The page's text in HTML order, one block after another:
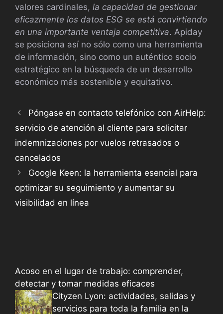
valores cardinales, la capacidad de gestionar
eficazmente los datos ESG se está convirtiendo
en una importante ventaja competitiva. Apiday
se posiciona así no sólo como una herramienta
de información, sino como un auténtico socio
estratégico en la búsqueda de un desarrollo
económico más sostenible y equitativo.
Póngase en contacto telefónico con AirHelp:
servicio de atención al cliente para solicitar
indemnizaciones por vuelos retrasados o
cancelados
Google Keen: la herramienta esencial para
optimizar su seguimiento y aumentar su
visibilidad en línea
Acoso en el lugar de trabajo: comprender,
detectar y tomar medidas eficaces
Cityzen Lyon: actividades, salidas y
servicios para toda la familia en la